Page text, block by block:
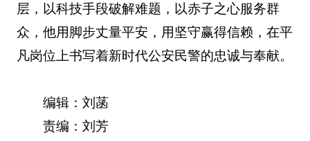
层，以科技手段破解难题，以赤子之心服务群
众，他用脚步丈量平安，用坚守赢得信赖，在平
凡岗位上书写着新时代公安民警的忠诚与奉献。
编辑：刘菡
责编：刘芳